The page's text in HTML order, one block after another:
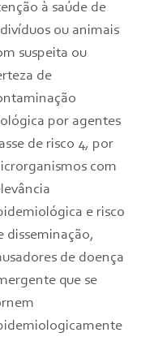
à saúde de
ou animais
suspeita ou
de
por agentes
de risco 4, por
com
e risco
disseminação,
de doença
que se